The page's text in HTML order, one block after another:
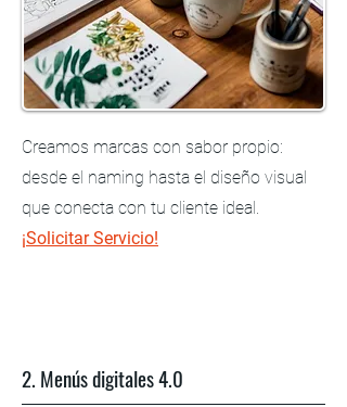
Creamos marcas con sabor propio:
desde el naming hasta el diseño visual
que conecta con tu cliente ideal.
¡Solicitar Servicio!
2. Menús digitales 4.0